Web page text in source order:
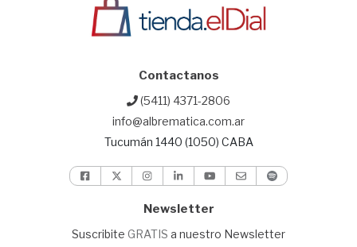
Contactanos
(5411) 4371-2806
info@albrematica.com.ar
Tucumán 1440 (1050) CABA
Newsletter
Suscribite GRATIS a nuestro Newsletter